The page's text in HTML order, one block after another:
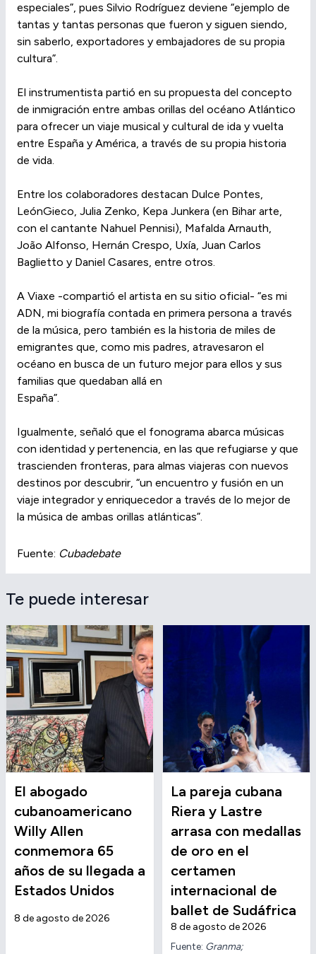
especiales”, pues Silvio Rodríguez deviene “ejemplo de
tantas y tantas personas que fueron y siguen siendo,
sin saberlo, exportadores y embajadores de su propia
cultura”.
El instrumentista partió en su propuesta del concepto
de inmigración entre ambas orillas del océano Atlántico
para ofrecer un viaje musical y cultural de ida y vuelta
entre España y América, a través de su propia historia
de vida.
Entre los colaboradores destacan Dulce Pontes,
LeónGieco, Julia Zenko, Kepa Junkera (en Bihar arte,
con el cantante Nahuel Pennisi), Mafalda Arnauth,
João Alfonso, Hernán Crespo, Uxía, Juan Carlos
Baglietto y Daniel Casares, entre otros.
A Viaxe -compartió el artista en su sitio oficial- “es mi
ADN, mi biografía contada en primera persona a través
de la música, pero también es la historia de miles de
emigrantes que, como mis padres, atravesaron el
océano en busca de un futuro mejor para ellos y sus
familias que quedaban allá en
España”.
Igualmente, señaló que el fonograma abarca músicas
con identidad y pertenencia, en las que refugiarse y que
trascienden fronteras, para almas viajeras con nuevos
destinos por descubrir, “un encuentro y fusión en un
viaje integrador y enriquecedor a través de lo mejor de
la música de ambas orillas atlánticas”.
Fuente: Cubadebate
Te puede interesar
El abogado
cubanoamericano
Willy Allen
conmemora 65
años de su llegada a
Estados Unidos
8 de agosto de 2026
La pareja cubana
Riera y Lastre
arrasa con medallas
de oro en el
certamen
internacional de
ballet de Sudáfrica
8 de agosto de 2026
Fuente: Granma;